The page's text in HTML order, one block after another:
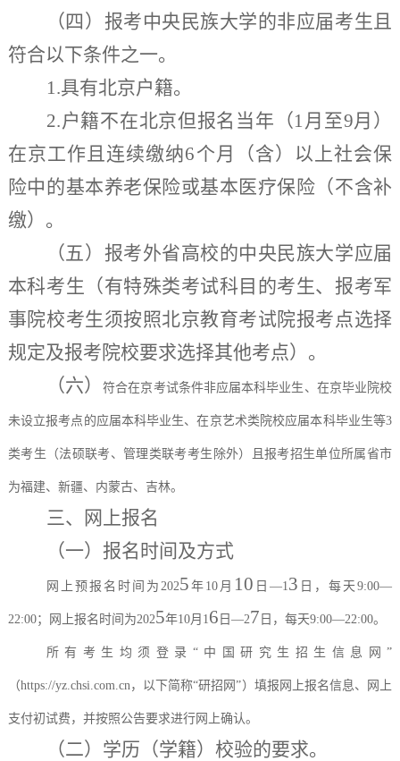
（四） 报考中央民族大学的非应届考生且
符合以下条件之一。
1.具有北京户籍。
2.户籍不在北京但报名当年（1月至9月）
在京工作且连续缴纳6个月（含）以上社会保
险中的基本养老保险或基本医疗保险（不含补
缴）。
（五） 报考外省高校的中央民族大学应届
本科考生（有特殊类考试科目的考生、报考军
事院校考生须按照北京教育考试院报考点选择
规定及报考院校要求选择其他考点）。
（六）符合在京考试条件非应届本科毕业生、在京毕业院校
未设立报考点的应届本科毕业生、在京艺术类院校应届本科毕业生等3
类考生（法硕联考、管理类联考考生除外）且报考招生单位所属省市
为福建、新疆、内蒙古、吉林。
三、网上报名
（一）报名时间及方式
网上预报名时间为 2025 年 10月 10 日—1 3 日，每天9:00—
22:00；网上报名时间为2025年10月1 6 日 —27 日，每天9:00—22:00。
所有考生均须登录 “中国研究生招生信息网”
（https://yz.chsi.com.cn，以下简称“研招网”）填报网上报名信息、网上
支付初试费，并按照公告要求进行网上确认。
（二）学历（学籍）校验的要求。